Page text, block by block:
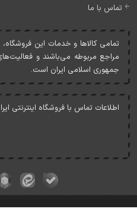
تماس با ما
تمامی کالاها و خدمات اين
مراجع مربوطه می‌باشند و
جمهوری اسلامی ايران است.
اطلاعات تماس با فروشگاه اینترنتی